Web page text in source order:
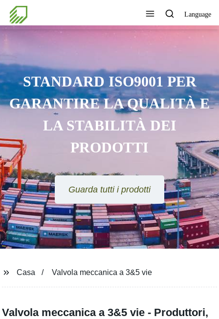
Language
STANDARD ISO9001 PER
GARANTIRE LA QUALITÀ E
LA STABILITÀ DEI
PRODOTTI
Guarda tutti i prodotti
Casa Valvola meccanica a 3&5 vie
Valvola meccanica a 3&5 vie - Produttori,